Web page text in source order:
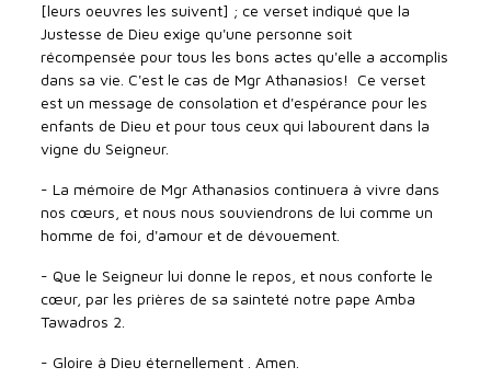
[leurs oeuvres les suivent] ; ce verset indiqué que la
Justesse de Dieu exige qu'une personne soit
récompensée pour tous les bons actes qu'elle a accomplis
dans sa vie. C'est le cas de Mgr Athanasios! Ce verset
est un message de consolation et d'espérance pour les
enfants de Dieu et pour tous ceux qui labourent dans la
vigne du Seigneur.
- La mémoire de Mgr Athanasios continuera à vivre dans
nos cœurs, et nous nous souviendrons de lui comme un
homme de foi, d'amour et de dévouement.
- Que le Seigneur lui donne le repos, et nous conforte le
cœur, par les prières de sa sainteté notre pape Amba
Tawadros 2.
- Gloire à Dieu éternellement . Amen.